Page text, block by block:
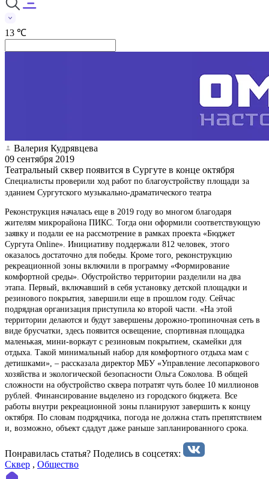
13 ℃
Валерия Кудрявцева
09 сентября 2019
Театральный сквер появится в Сургуте в конце октября
Специалисты проверили ход работ по благоустройству площади за
зданием Сургутского музыкально-драматического театра
Реконструкция началась еще в 2019 году во многом благодаря
жителям микрорайона ПИКС. Тогда они оформили соответствующую
заявку и подали ее на рассмотрение в рамках проекта «Бюджет
Сургута Online». Инициативу поддержали 812 человек, этого
оказалось достаточно для победы. Кроме того, реконструкцию
рекреационной зоны включили в программу «Формирование
комфортной среды». Обустройство территории разделили на два
этапа. Первый, включавший в себя установку детской площадки и
резинового покрытия, завершили еще в прошлом году. Сейчас
подрядная организация приступила ко второй части. «На этой
территории делаются и будут завершены дорожно-тропиночная сеть в
виде брусчатки, здесь появится освещение, спортивная площадка
маленькая, мини-воркаут с резиновым покрытием, скамейки для
отдыха. Такой минимальный набор для комфортного отдыха мам с
детишками», – рассказала директор МБУ «Управление лесопаркового
хозяйства и экологической безопасности Ольга Соколова. В общей
сложности на обустройство сквера потратят чуть более 10 миллионов
рублей. Финансирование выделено из городского бюджета. Все
работы внутри рекреационной зоны планируют завершить к концу
октября. По словам подрядчика, погода не должна стать препятствием
и, возможно, объект сдадут даже раньше запланированного срока.
Понравилась статья? Поделиcь в соцсетях:
Сквер , Общество